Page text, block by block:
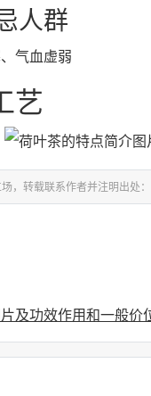
人群
气血虚弱
艺
，转载联系作者并注明出处：
及功效作用和一般价